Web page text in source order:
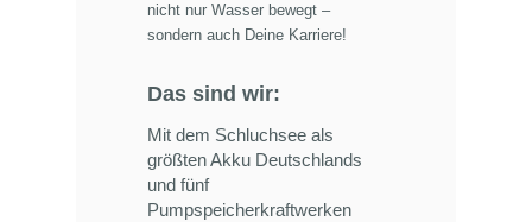
nicht nur Wasser bewegt –
sondern auch Deine Karriere!
Das sind wir:
Mit dem Schluchsee als
größten Akku Deutschlands
und fünf
Pumpspeicherkraftwerken